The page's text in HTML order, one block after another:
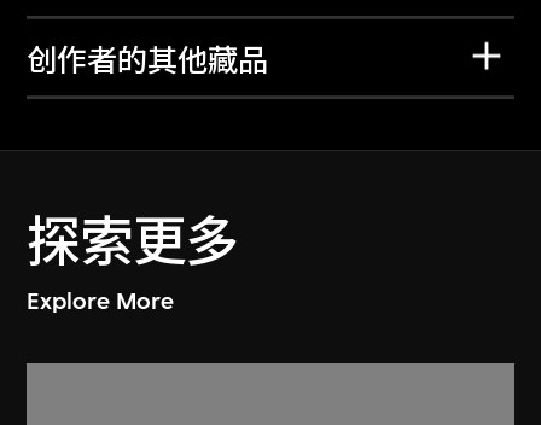
创作者的其他藏品
探索更多
Explore More